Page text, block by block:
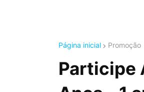
Página inicial Promoção
Participe